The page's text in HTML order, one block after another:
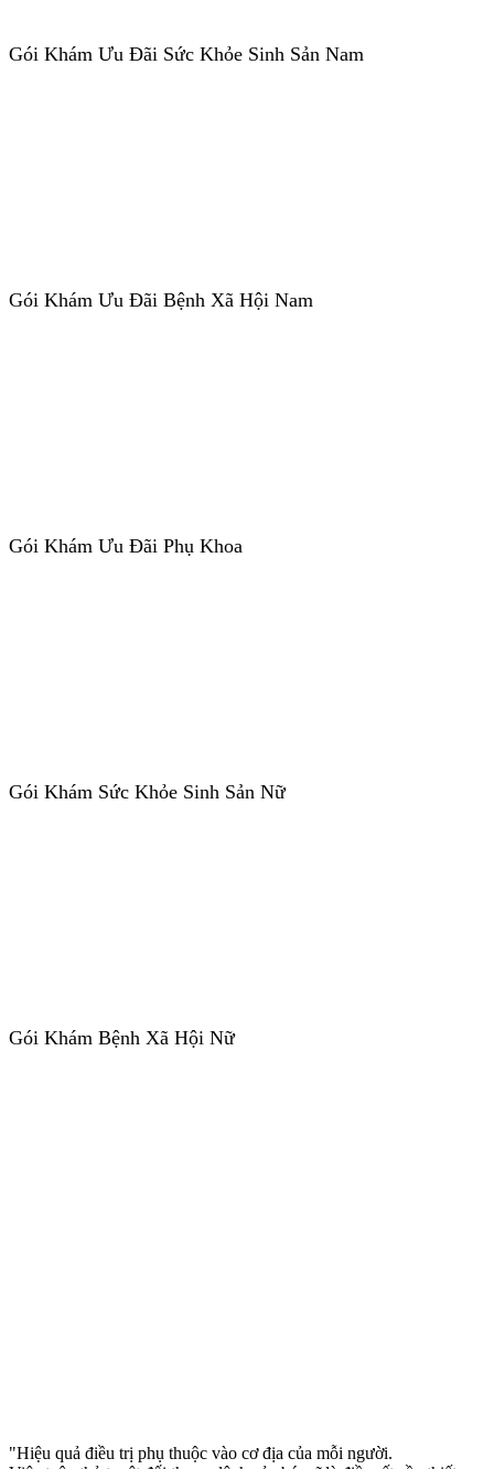
Gói Khám Ưu Đãi Sức Khỏe Sinh Sản Nam
Gói Khám Ưu Đãi Bệnh Xã Hội Nam
Gói Khám Ưu Đãi Phụ Khoa
Gói Khám Sức Khỏe Sinh Sản Nữ
Gói Khám Bệnh Xã Hội Nữ
"Hiệu quả điều trị phụ thuộc vào cơ địa của mỗi người.